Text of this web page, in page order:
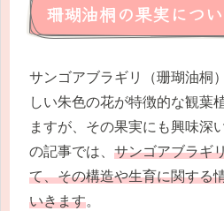
珊瑚油桐の果実につ
サンゴアブラギリ（珊瑚油桐
しい朱色の花が特徴的な観葉
ますが、その果実にも興味深
の記事では、 サンゴアブラギ
て、その構造や生育に関する
いきます。